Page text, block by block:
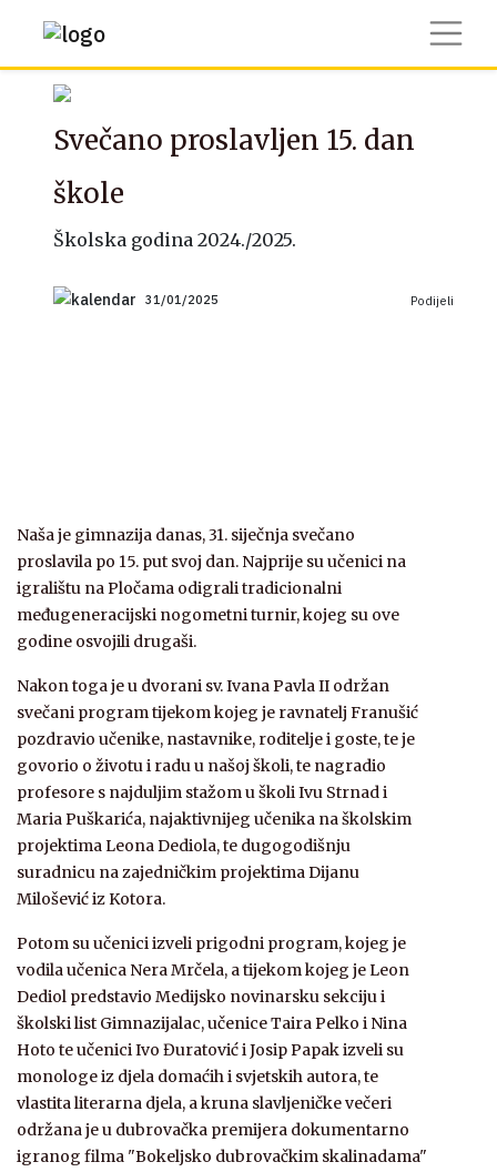
Svečano proslavljen 15. dan
škole
Školska godina 2024./2025.
31/01/2025 Podijeli
Naša je gimnazija danas, 31. siječnja svečano
proslavila po 15. put svoj dan. Najprije su učenici na
igralištu na Pločama odigrali tradicionalni
međugeneracijski nogometni turnir, kojeg su ove
godine osvojili drugaši.
Nakon toga je u dvorani sv. Ivana Pavla II održan
svečani program tijekom kojeg je ravnatelj Franušić
pozdravio učenike, nastavnike, roditelje i goste, te je
govorio o životu i radu u našoj školi, te nagradio
profesore s najduljim stažom u školi Ivu Strnad i
Maria Puškarića, najaktivnijeg učenika na školskim
projektima Leona Dediola, te dugogodišnju
suradnicu na zajedničkim projektima Dijanu
Milošević iz Kotora.
Potom su učenici izveli prigodni program, kojeg je
vodila učenica Nera Mrčela, a tijekom kojeg je Leon
Dediol predstavio Medijsko novinarsku sekciju i
školski list Gimnazijalac, učenice Taira Pelko i Nina
Hoto te učenici Ivo Đuratović i Josip Papak izveli su
monologe iz djela domaćih i svjetskih autora, te
vlastita literarna djela, a kruna slavljeničke večeri
održana je u dubrovačka premijera dokumentarno
igranog filma "Bokeljsko dubrovačkim skalinadama"